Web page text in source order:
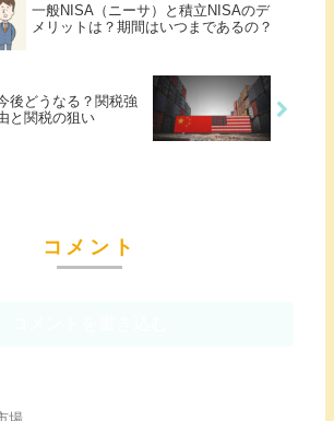
一般NISA（ニーサ）と積立NISAのデ
メリットは？期間はいつまであるの？
後どうなる？関税強
と関税の狙い
コメント